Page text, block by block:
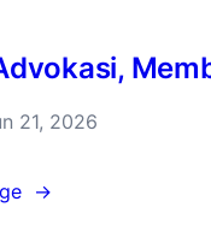
21, 2026
→